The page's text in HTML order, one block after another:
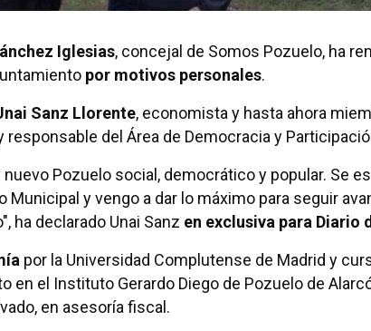
Iglesias, concejal de Somos Pozuelo, ha
por motivos personales.
Sanz Llorente, economista y hasta ahora
del Área de Democracia y
Pozuelo social, democrático y popular. Se
Municipal y vengo a dar lo máximo para seguir
ha declarado Unai Sanz en exclusiva para Diario
por la Universidad Complutense de Madrid y
en el Instituto Gerardo Diego de Pozuelo de
en asesoría fiscal.